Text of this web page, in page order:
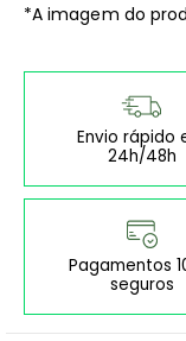
*A imagem do
Envio rápido
24h/48h
Pagamentos
seguros